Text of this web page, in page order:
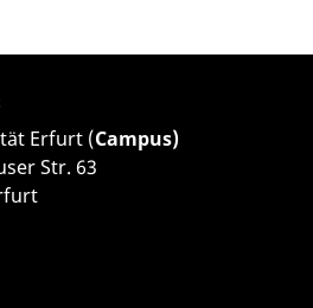
Erfurt (Campus)
Str. 63